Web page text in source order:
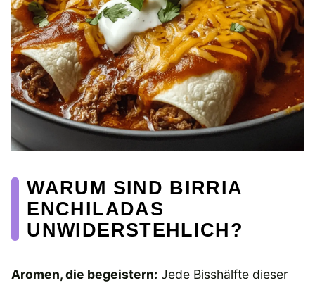
WARUM SIND BIRRIA
ENCHILADAS
UNWIDERSTEHLICH?
Aromen, die begeistern: Jede Bisshälfte dieser